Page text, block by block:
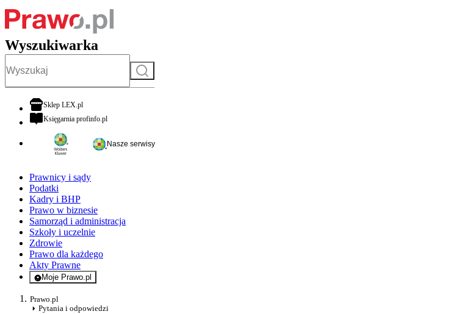
Wyszukiwarka
Szukaj
Sklep LEX.plotwiera się w nowej karcie
Księgarnia profinfo.plotwiera się w nowej karcie
Nasze serwisy
Prawnicy i sądy
Podatki
Kadry i BHP
Prawo w biznesie
Samorząd i administracja
Szkoły i uczelnie
Zdrowie
Prawo dla każdego
Akty Prawne
Moje Prawo.pl
- rejestracja i logowanie do serwisu
Prawo.pl
Pytania i odpowiedzi